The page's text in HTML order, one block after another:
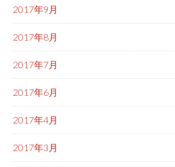
2017年9月
2017年8月
2017年7月
2017年6月
2017年4月
2017年3月